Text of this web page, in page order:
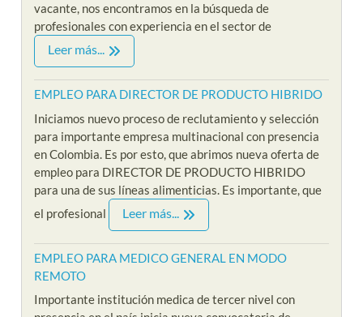
vacante, nos encontramos en la búsqueda de
profesionales con experiencia en el sector de
Leer más...
EMPLEO PARA DIRECTOR DE PRODUCTO HIBRIDO
Iniciamos nuevo proceso de reclutamiento y selección
para importante empresa multinacional con presencia
en Colombia. Es por esto, que abrimos nueva oferta de
empleo para DIRECTOR DE PRODUCTO HIBRIDO
para una de sus líneas alimenticias. Es importante, que
el profesional
Leer más...
EMPLEO PARA MEDICO GENERAL EN MODO
REMOTO
Importante institución medica de tercer nivel con